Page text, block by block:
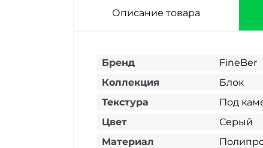
Описание товара
Бренд
FineBer
Коллекция
Блок
Текстура
Под
Цвет
Серый
Материал